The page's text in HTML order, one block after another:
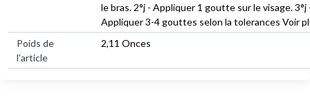
le bras. 2°j - Appliquer 1 goutte sur le visage. 3°j
Appliquer 3-4 gouttes selon la tolerances Voir
Poids de
l'article
2,11 Onces